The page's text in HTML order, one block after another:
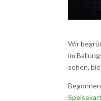
Wir
im
sehen,